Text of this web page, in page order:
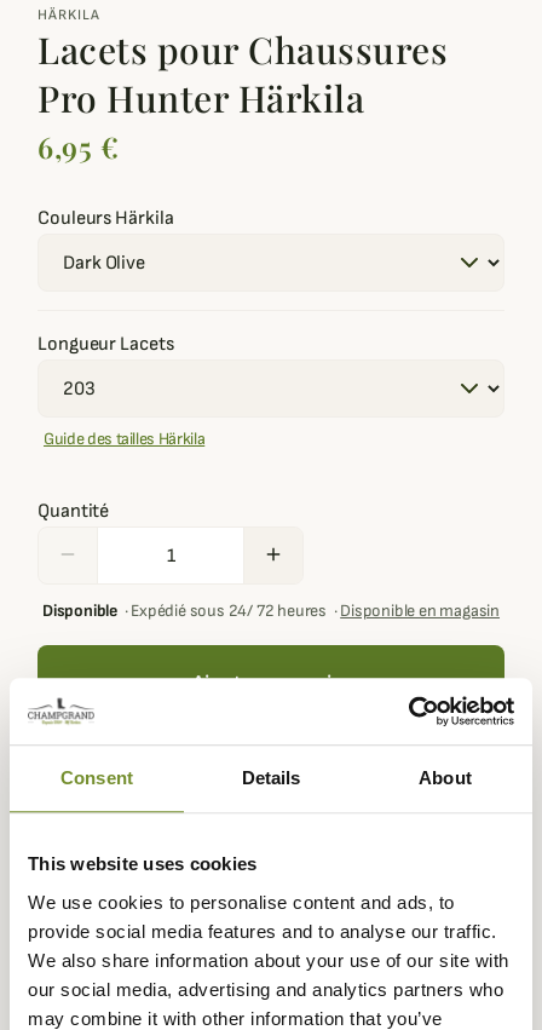
Consent Details About
This website uses cookies
We use cookies to personalise content and ads, to
provide social media features and to analyse our traffic.
We also share information about your use of our site with
our social media, advertising and analytics partners who
may combine it with other information that you’ve
HÄRKILA
Lacets pour Chaussures
Pro Hunter Härkila
6,95 €
Couleurs Härkila
Longueur Lacets
Guide des tailles Härkila
Quantité
remove add
Disponible·Expédié sous 24/ 72 heures ·Disponible en magasin
Ajouter au panier
Votre panier doit contenir au moins 100,00 € de produits
pour pouvoir obtenir des récompenses fidélité.
Expédié dans
la journée
Échange ou
retour sous
90 jours
Paiement
sécurisé
Paiement en
3 fois dès 100
euros